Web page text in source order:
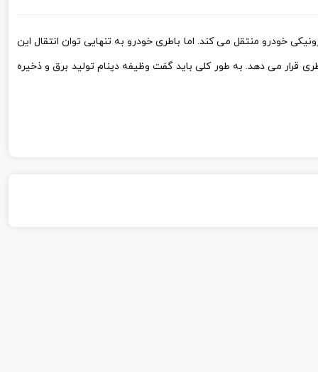
خودرو منتقل می کند. اما باطری خودرو به تنهایی توان انتقال این
قرار می دهد. به طور کلی باید گفت وظیفه دینام تولید برق و ذخیره